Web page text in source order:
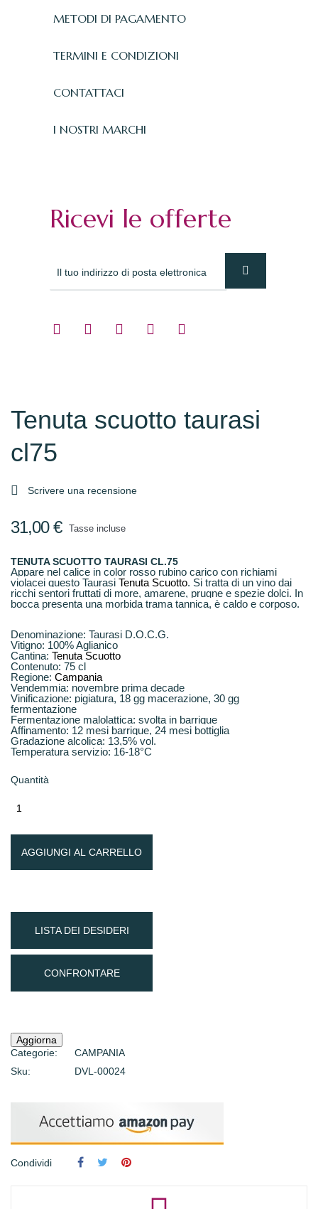
METODI DI PAGAMENTO
TERMINI E CONDIZIONI
CONTATTACI
I NOSTRI MARCHI
Ricevi le offerte
Tenuta scuotto taurasi
cl75
 Scrivere una recensione
31,00 € Tasse incluse
TENUTA SCUOTTO TAURASI CL.75
Appare nel calice in color rosso rubino carico con richiami
violacei questo Taurasi Tenuta Scuotto. Si tratta di un vino dai
ricchi sentori fruttati di more, amarene, prugne e spezie dolci. In
bocca presenta una morbida trama tannica, è caldo e corposo.
Denominazione: Taurasi D.O.C.G.
Vitigno: 100% Aglianico
Cantina: Tenuta Scuotto
Contenuto: 75 cl
Regione: Campania
Vendemmia: novembre prima decade
Vinificazione: pigiatura, 18 gg macerazione, 30 gg
fermentazione
Fermentazione malolattica: svolta in barrique
Affinamento: 12 mesi barrique, 24 mesi bottiglia
Gradazione alcolica: 13,5% vol.
Temperatura servizio: 16-18°C
Quantità
AGGIUNGI AL CARRELLO
LISTA DEI DESIDERI
CONFRONTARE
Categorie:
CAMPANIA
Sku:
DVL-00024
Condividi